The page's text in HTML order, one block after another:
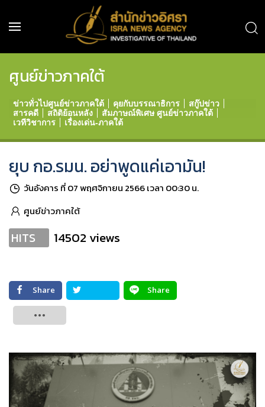
ศูนย์ข่าวภาคใต้
ข่าวทั่วไปศูนย์ข่าวภาคใต้ คุยกับบรรณาธิการ
สกู๊ปข่าว
สารคดี
สถิติย้อนหลัง
สัมภาษณ์พิเศษ ศูนย์ข่าวภาคใต้
เวทีวิชาการ
เรื่องเด่น-ภาคใต้
ยุบ กอ.รมน. อย่าพูดแค่เอามัน!
วันอังคาร ที่ 07 พฤศจิกายน 2566 เวลา 00:30 น.
ศูนย์ข่าวภาคใต้
HITS 14502 views
Share
Share